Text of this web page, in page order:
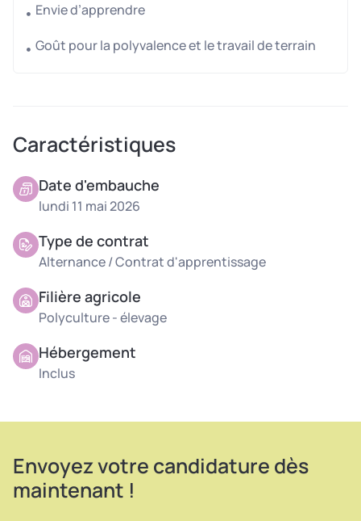
Nous recherchons :
soit un(e) alternant(e) / apprenti(e) polyvalent(e),
Missions proposées
Pour un(e) alternant(e) /
apprenti(e) :
Atelier bovin viande
Soins aux animaux
Entretien des bâtiments
Atelier canard
Gavage
Selon les appétences et compétences :
Conduite d’engins : nettoyage des prés, fauche,
Envie d’apprendre
Goût pour la polyvalence et le travail de terrain
Caractéristiques
Date d'embauche
lundi 11 mai 2026
Type de contrat
Alternance / Contrat d'apprentissage
Filière agricole
Polyculture - élevage
Hébergement
Inclus
Envoyez votre candidature dès
maintenant !